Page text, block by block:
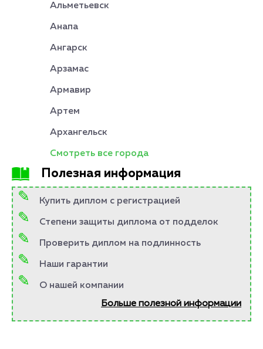
Альметьевск
Анапа
Ангарск
Арзамас
Армавир
Артем
Архангельск
Смотреть все города
Полезная информация
Купить диплом с регистрацией
Степени защиты диплома от подделок
Проверить диплом на подлинность
Наши гарантии
О нашей компании
Больше полезной информации